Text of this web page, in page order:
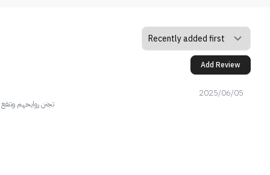
Add Review
2025/06/05
تجنن روايحهم